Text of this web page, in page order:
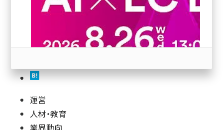
revico (746)
運営
人材・教育
業界動向
参加登録はこちら↑